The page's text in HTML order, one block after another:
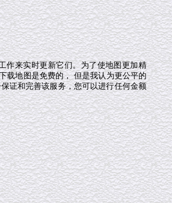
作来实时更新它们。为了使地图更加精
地图是免费的， 但是我认为更公平的
证和完善该服务，您可以进行任何金额